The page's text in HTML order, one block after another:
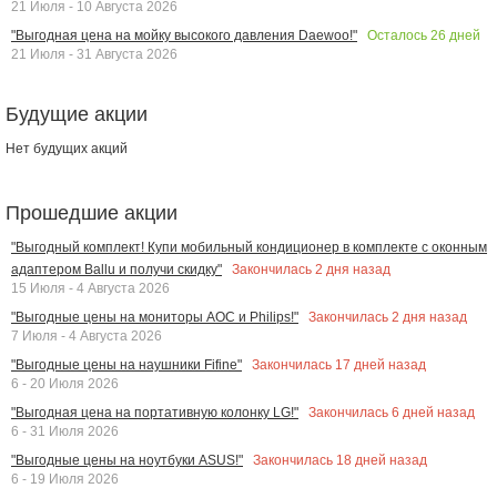
21 Июля - 10 Августа 2026
"Выгодная цена на мойку высокого давления Daewoo!"
Осталось 26 дней
21 Июля - 31 Августа 2026
Будущие акции
Нет будущих акций
Прошедшие акции
"Выгодный комплект! Купи мобильный кондиционер в комплекте с оконным
адаптером Ballu и получи скидку"
Закончилась 2 дня назад
15 Июля - 4 Августа 2026
"Выгодные цены на мониторы AOC и Philips!"
Закончилась 2 дня назад
7 Июля - 4 Августа 2026
"Выгодные цены на наушники Fifine"
Закончилась 17 дней назад
6 - 20 Июля 2026
"Выгодная цена на портативную колонку LG!"
Закончилась 6 дней назад
6 - 31 Июля 2026
"Выгодные цены на ноутбуки ASUS!"
Закончилась 18 дней назад
6 - 19 Июля 2026